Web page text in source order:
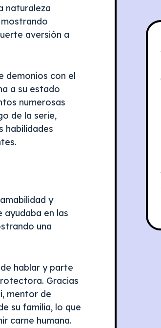
naturaleza
aversión a
demonios con el
a su estado
numerosas
de la serie,
habilidades
y
ayudaba en las
una
hablar y parte
Gracias
mentor de
su familia, lo que
carne humana.